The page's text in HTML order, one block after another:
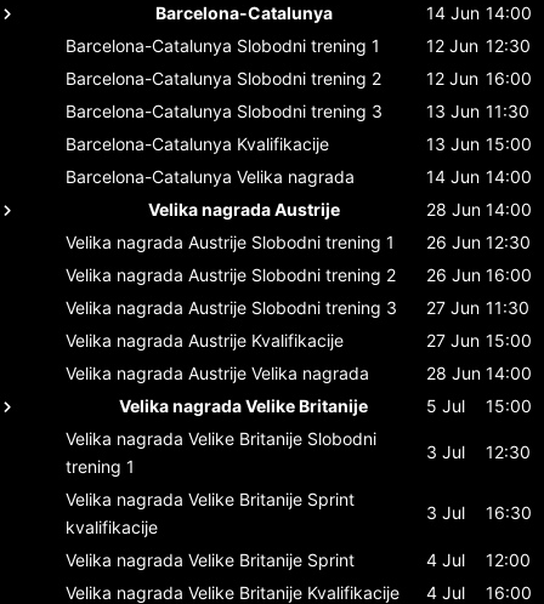
Barcelona-Catalunya
14 Jun 14:00
Barcelona-Catalunya Slobodni trening 1 12 Jun 12:30
Barcelona-Catalunya Slobodni trening 2 12 Jun 16:00
Barcelona-Catalunya Slobodni trening 3 13 Jun 11:30
Barcelona-Catalunya Kvalifikacije 13 Jun 15:00
Barcelona-Catalunya Velika nagrada 14 Jun 14:00
Velika nagrada Austrije
28 Jun 14:00
Velika nagrada Austrije Slobodni trening 1 26 Jun 12:30
Velika nagrada Austrije Slobodni trening 2 26 Jun 16:00
Velika nagrada Austrije Slobodni trening 3 27 Jun 11:30
Velika nagrada Austrije Kvalifikacije 27 Jun 15:00
Velika nagrada Austrije Velika nagrada 28 Jun 14:00
Velika nagrada Velike Britanije
5 Jul
15:00
Velika nagrada Velike Britanije Slobodni
trening 1
3 Jul 12:30
Velika nagrada Velike Britanije Sprint
kvalifikacije
3 Jul 16:30
Velika nagrada Velike Britanije Sprint 4 Jul
12:00
Velika nagrada Velike Britanije Kvalifikacije 4 Jul
16:00